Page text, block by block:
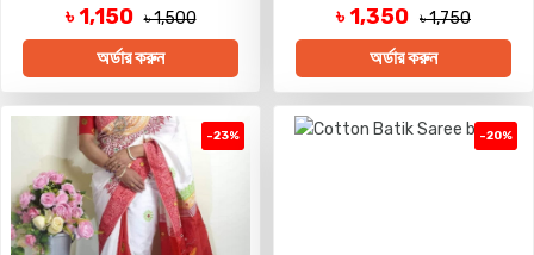
৳ 1,150 ৳ 1,500
অর্ডার করুন
৳ 1,350 ৳ 1,750
অর্ডার করুন
-23% -20%